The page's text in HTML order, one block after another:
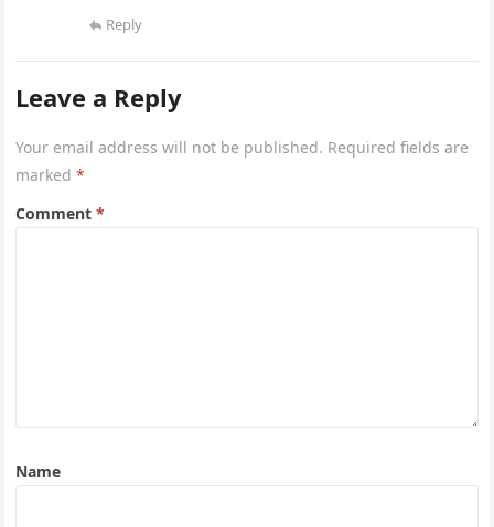
Reply
Leave a Reply
Your email address will not be published. Required fields are
marked*
Comment*
Name